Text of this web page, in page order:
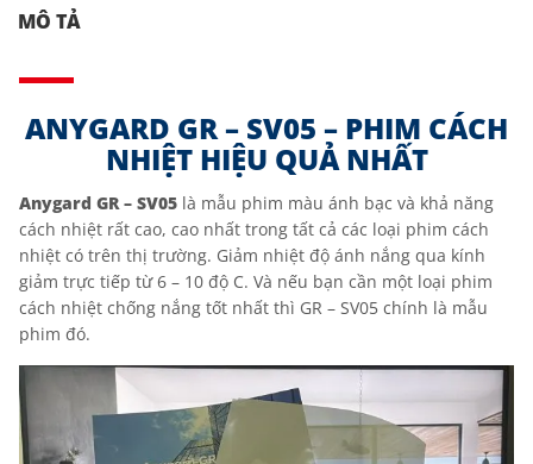
MÔ TẢ
ANYGARD GR – SV05 – PHIM CÁCH
NHIỆT HIỆU QUẢ NHẤT
Anygard GR – SV05 là mẫu phim màu ánh bạc và khả năng
cách nhiệt rất cao, cao nhất trong tất cả các loại phim cách
nhiệt có trên thị trường. Giảm nhiệt độ ánh nắng qua kính
giảm trực tiếp từ 6 – 10 độ C. Và nếu bạn cần một loại phim
cách nhiệt chống nắng tốt nhất thì GR – SV05 chính là mẫu
phim đó.